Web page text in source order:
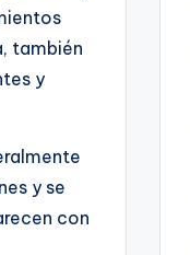
también
y
y se
con